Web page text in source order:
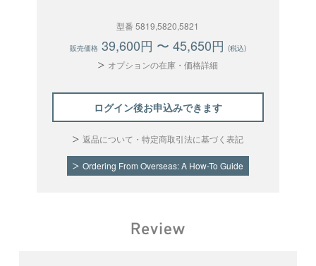
す。）。既にスクール運営をされている方は、
LコートスタートBOXの購入及びオンライン講
習をご遠慮いただく場合があります。
サロンへの導入は、オンライン講習受講後にな
LコートスタートBOX購入1台につき、オンライ
ン講習の受講可能人数は１名様になります。
同拠点内に複数名在籍の場合はLコートオンラ
名以上、複数拠点であれば各拠点ごとに受講者
を１名以上配置してください。
お申込み・お支払い・発送について
型番 5819,5820,5821
販売価格 39,600円 〜 45,650円 (税込)
オプションの在庫・価格詳細
ログイン後お申込みできます
返品について・特定商取引法に基づく表記
Ordering From Overseas: A How-To Guide